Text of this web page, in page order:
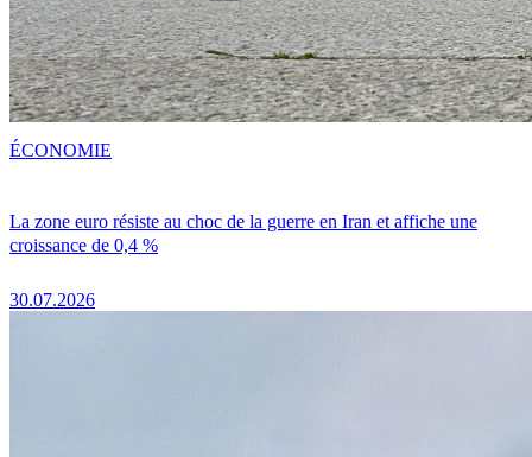
La zone euro résiste au choc de la guerre en Iran et affiche une
croissance de 0,4 %
30.07.2026
ÉCONOMIE